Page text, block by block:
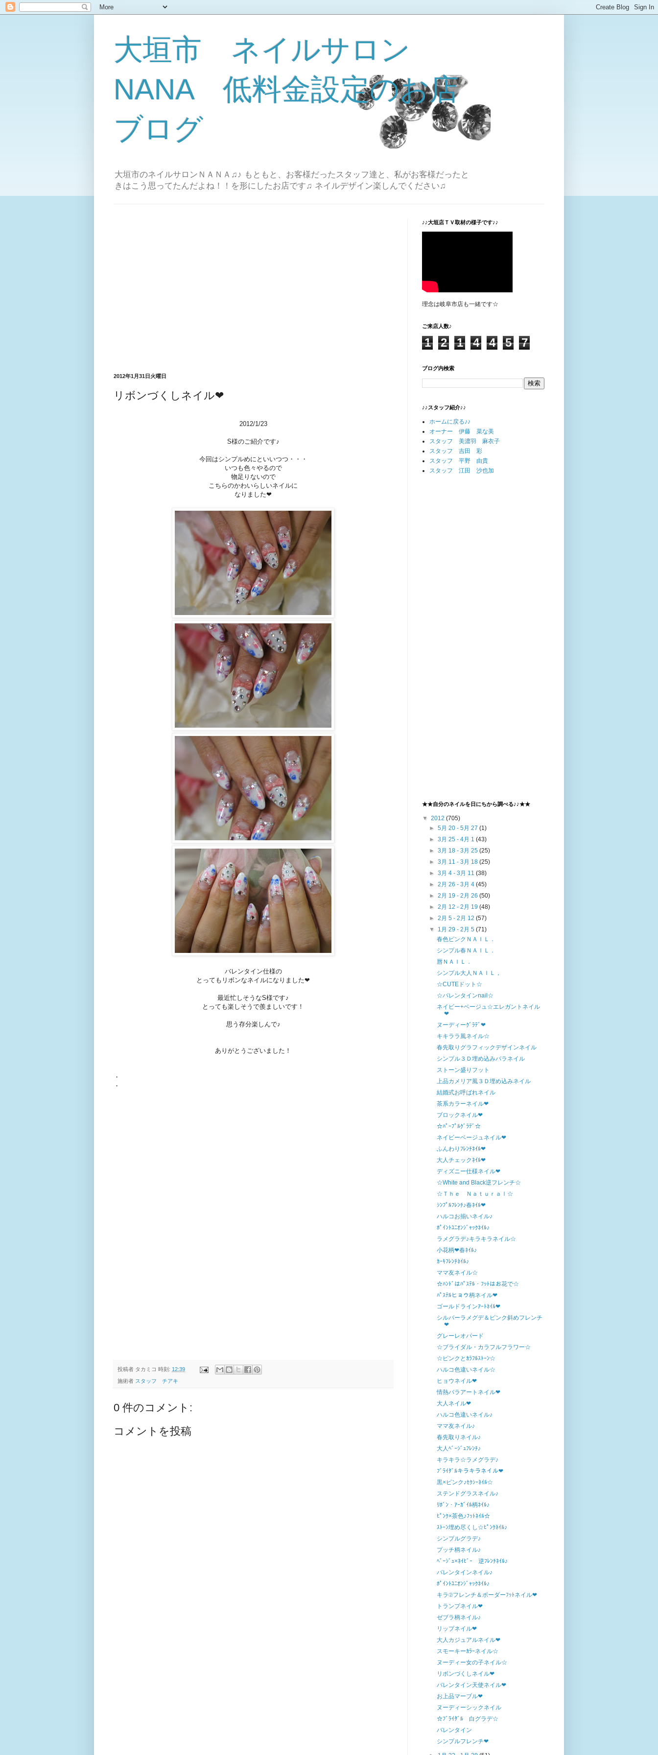
大垣市 ネイルサロン
NANA 低料金設定のお店
ブログ
大垣市のネイルサロンＮＡＮＡ♫♪ もともと、お客様だったスタッフ達と、私がお客様だったと
きはこう思ってたんだよね！！を形にしたお店です♫ ネイルデザイン楽しんでください♫
2012年1月31日火曜日
リボンづくしネイル❤
2012/1/23
S様のご紹介です♪
今回はシンプルめにといいつつ・・・
いつも色々やるので
物足りないので
こちらのかわいらしいネイルに
なりました❤
バレンタイン仕様の
とってもリボンなネイルになりました❤
最近忙しそうなS様です♪
とっても楽しそうで羨ましいです！
思う存分楽しんで♪
ありがとうございました！
・
・
投稿者 タカミコ 時刻: 12:39
施術者 スタッフ チアキ
0 件のコメント:
コメントを投稿
♪♪大垣店ＴＶ取材の様子です♪♪
理念は岐阜市店も一緒です☆
ご来店人数♪
1 2 1 4 4 5 7
ブログ内検索
♪♪スタッフ紹介♪♪
ホームに戻る♪♪
オーナー 伊藤 菜な美
スタッフ 美濃羽 麻衣子
スタッフ 吉田 彩
スタッフ 平野 由貴
スタッフ 江田 沙也加
★★自分のネイルを日にちから調べる♪♪★★
▼ 2012 (705)
►5月 20 - 5月 27(1)
►3月 25 - 4月 1(43)
►3月 18 - 3月 25(25)
►3月 11 - 3月 18(25)
►3月 4 - 3月 11(38)
►2月 26 - 3月 4(45)
►2月 19 - 2月 26(50)
►2月 12 - 2月 19(48)
►2月 5 - 2月 12(57)
▼ 1月 29 - 2月 5(71)
春色ピンクＮＡＩＬ．
シンプル春ＮＡＩＬ．
唇ＮＡＩＬ．
シンプル大人ＮＡＩＬ，
☆CUTEドット☆
☆バレンタインnail☆
ネイビー+ベージュ☆エレガントネイル
❤
ヌーディーｸﾞﾗﾃﾞ❤
キキララ風ネイル☆
春先取りグラフィックデザインネイル
シンプル３Ｄ埋め込みバラネイル
ストーン盛りフット
上品カメリア風３Ｄ埋め込みネイル
結婚式お呼ばれネイル
茶系カラーネイル❤
ブロックネイル❤
☆ﾊﾟｰﾌﾟﾙｸﾞﾗﾃﾞ☆
ネイビーベージュネイル❤
ふんわりﾌﾚﾝﾁﾈｲﾙ❤
大人チェックﾈｲﾙ❤
ディズニー仕様ネイル❤
☆White and Black逆フレンチ☆
☆Ｔｈｅ Ｎａｔｕｒａｌ☆
ｼﾝﾌﾟﾙﾌﾚﾝﾁ♪春ﾈｲﾙ❤
ハルコお揃いネイル♪
ﾎﾟｲﾝﾄﾕﾆｵﾝｼﾞｬｯｸﾈｲﾙ♪
ラメグラデ♪キラキラネイル☆
小花柄❤春ﾈｲﾙ♪
ｶｰｷﾌﾚﾝﾁﾈｲﾙ♪
ママ友ネイル☆
☆ﾊﾝﾄﾞはﾊﾟｽﾃﾙ・ﾌｯﾄはお花で☆
ﾊﾟｽﾃﾙヒョウ柄ネイル❤
ゴールドラインｱｰﾄﾈｲﾙ❤
シルバーラメグデ＆ピンク斜めフレンチ
❤
グレーレオパード
☆ブライダル・カラフルフラワー☆
☆ピンクとｶﾗﾌﾙｽﾄｰﾝ☆
ハルコ色違いネイル☆
ヒョウネイル❤
情熱バラアートネイル❤
大人ネイル❤
ハルコ色違いネイル♪
ママ友ネイル♪
春先取りネイル♪
大人ﾍﾞｰｼﾞｭﾌﾚﾝﾁ♪
キラキラ☆ラメグラデ♪
ﾌﾞﾗｲﾀﾞﾙキラキラネイル❤
黒×ピンク♪ｾｸｼｰﾈｲﾙ☆
ステンドグラスネイル♪
ﾘﾎﾞﾝ・ｱｰｶﾞｲﾙ柄ﾈｲﾙ♪
ﾋﾟﾝｸ×茶色♪ﾌｯﾄﾈｲﾙ☆
ｽﾄｰﾝ埋め尽くし☆ﾋﾟﾝｸﾈｲﾙ♪
シンプルグラデ♪
プッチ柄ネイル♪
ﾍﾞｰｼﾞｭ×ﾈｲﾋﾞｰ 逆ﾌﾚﾝﾁﾈｲﾙ♪
バレンタインネイル♪
ﾎﾟｲﾝﾄﾕﾆｵﾝｼﾞｬｯｸﾈｲﾙ♪
キラ②フレンチ＆ボーダーﾌｯﾄネイル❤
トランプネイル❤
ゼブラ柄ネイル♪
リップネイル❤
大人カジュアルネイル❤
スモーキーｶﾗｰネイル☆
ヌーディー女の子ネイル☆
リボンづくしネイル❤
バレンタイン天使ネイル❤
お上品マーブル❤
ヌーディーシックネイル
☆ﾌﾞﾗｲﾀﾞﾙ 白グラデ☆
バレンタイン
シンプルフレンチ❤